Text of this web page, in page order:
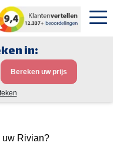
in:
Bereken uw prijs
uw Rivian?